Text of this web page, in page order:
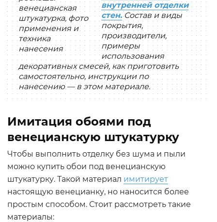
внутренней отделки
стен.Состав и виды
покрытия,
производители,
примеры
использования
декоративных смесей, как приготовить
самостоятельно, инструкции по
нанесению — в этом материале.
Имитация обоями под
венецианскую штукатурку
Чтобы выполнить отделку без шума и пыли
можно купить обои под венецианскую
штукатурку. Такой материал имитирует
настоящую венецианку, но наносится более
простым способом. Стоит рассмотреть такие
материалы: